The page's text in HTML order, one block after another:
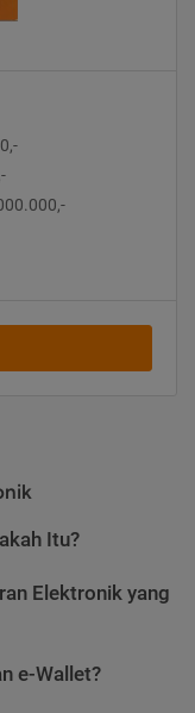
Itu?
Elektronik yang
e-Wallet?